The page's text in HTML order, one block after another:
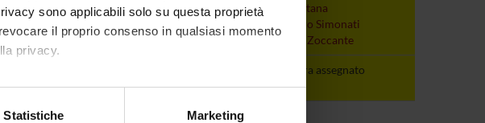
sono applicabili solo su questa proprietà
il proprio consenso in qualsiasi momento
privacy.
di qualche metro,
Statistiche Marketing
Elena Fontana
Alessandro Simonati
Leonardo Zoccante
assegnato
non ancora assegnato